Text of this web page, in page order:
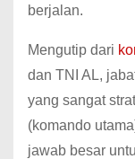
berjalan.
Mengutip dari
dan TNI AL,
yang sangat
(komando
jawab besar